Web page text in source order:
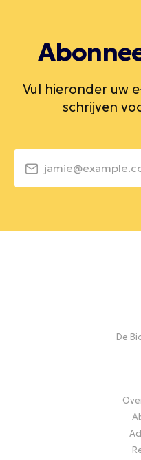
Vul hieronder uw
schrijven
De